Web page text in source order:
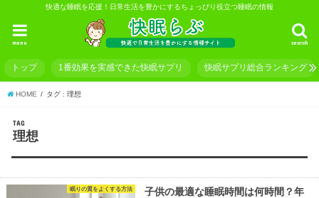
快適な睡眠を応援！日常生活を豊かにするちょっぴり役立つ睡眠の情報
search
menu
トップ 1番効果を実感できた快眠サプリ 快眠サプリ総合ランキング
HOME タグ : 理想
TAG
理想
眠りの質をよくする方法
子供の最適な睡眠時間は何時間？年